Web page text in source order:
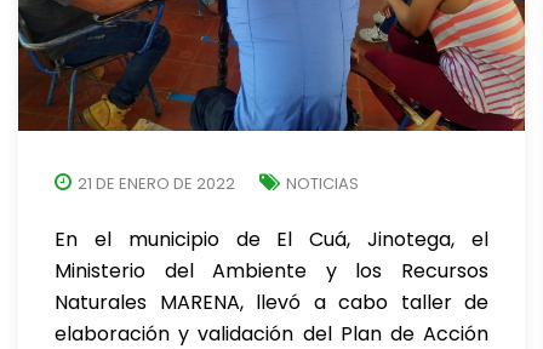
21 DE ENERO DE 2022 NOTICIAS
En el municipio de El Cuá, Jinotega, el
Ministerio del Ambiente y los Recursos
Naturales MARENA, llevó a cabo taller de
elaboración y validación del Plan de Acción